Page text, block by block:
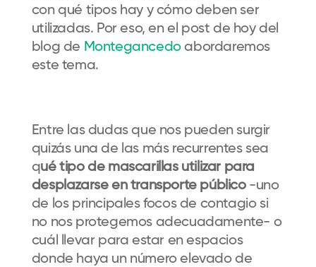
con qué tipos hay y cómo deben ser
utilizadas. Por eso, en el post de hoy del
blog de Montegancedoabordaremos
este tema.
Entre las dudas que nos pueden surgir
quizás una de las más recurrentes sea
qué tipo de mascarillas utilizar para
desplazarse en transporte público-uno
de los principales focos de contagio si
no nos protegemos adecuadamente- o
cuál llevar para estar en espacios
donde haya un número elevado de